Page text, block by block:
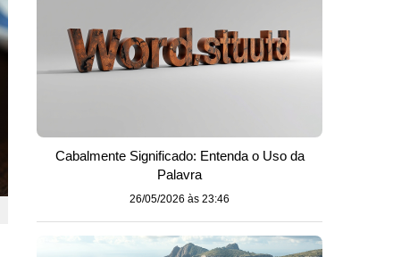
Cabalmente Significado: Entenda o Uso da
Palavra
26/05/2026 às 23:46